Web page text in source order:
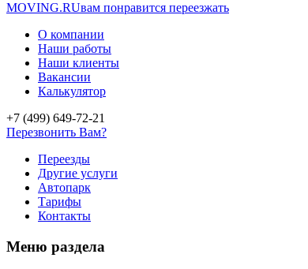
MOVING.RUвам понравится переезжать
О компании
Наши работы
Наши клиенты
Вакансии
Калькулятор
+7 (499) 649-72-21
Перезвонить Вам?
Переезды
Другие услуги
Автопарк
Тарифы
Контакты
Меню раздела